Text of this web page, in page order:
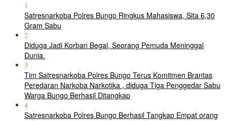
1
Satresnarkoba Polres Bungo Ringkus Mahasiswa, Sita 6,30
Gram Sabu
2
Diduga Jadi Korban Begal, Seorang Pemuda Meninggal
Dunia.
3
Tim Satresnarkoba Polres Bungo Terus Komitmen Brantas
Peredaran Narkoba Narkotika , diduga Tiga Penggedar Sabu
Warga Bungo Berhasil Ditangkap
4
Satresnarkoba Polres Bungo Berhasil Tangkap Empat orang